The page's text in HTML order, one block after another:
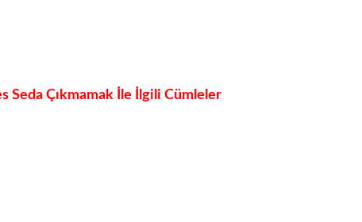
Seda Çıkmamak İle İlgili Cümleler